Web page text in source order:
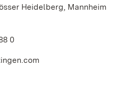
Heidelberg, Mannheim
0